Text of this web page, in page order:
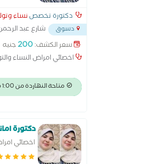
دكتورة تخصصنساء
دسوق شارع عبد
سعر الكشف:200جنيه
اخصائي امراض النساء
متاحة النهاردة من 1:00 مساءً
دكتورة
اخصائي